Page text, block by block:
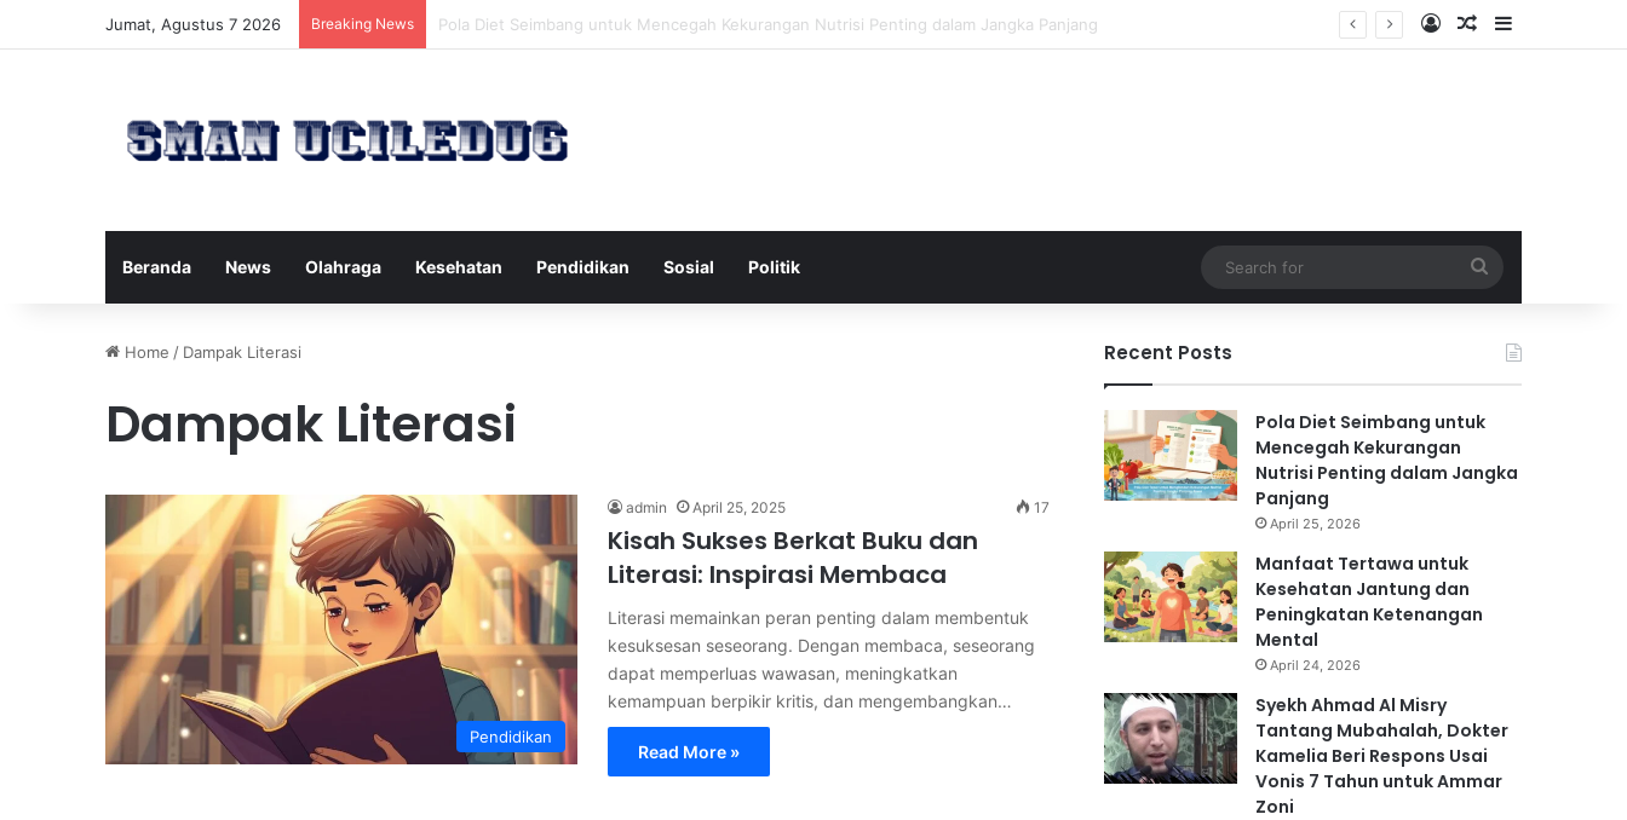
Jumat, Agustus 7 2026 Breaking News Manfaat Tertawa untuk Kesehatan Jantung dan Peningkatan Ketenangan Mental Log InRandom Article
Sidebar
Beranda News Olahraga Kesehatan Pendidikan Sosial Politik
for
Home / Dampak Literasi
Dampak Literasi
Pendidikan
admin April 25, 2025 17
Kisah Sukses Berkat Buku dan
Literasi: Inspirasi Membaca
Literasi memainkan peran penting dalam membentuk
kesuksesan seseorang. Dengan membaca, seseorang
dapat memperluas wawasan, meningkatkan
kemampuan berpikir kritis, dan mengembangkan…
Read More »
Recent Posts
Pola Diet Seimbang untuk
Mencegah Kekurangan
Nutrisi Penting dalam Jangka
Panjang
April 25, 2026
Manfaat Tertawa untuk
Kesehatan Jantung dan
Peningkatan Ketenangan
Mental
April 24, 2026
Syekh Ahmad Al Misry
Tantang Mubahalah, Dokter
Kamelia Beri Respons Usai
Vonis 7 Tahun untuk Ammar
Zoni